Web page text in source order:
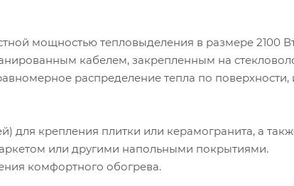
мощностью тепловыделения в размере 2100
кабелем, закрепленным на
распределение тепла по поверхности,
для крепления плитки или керамогранита, а
или другими напольными покрытиями.
комфортного обогрева.